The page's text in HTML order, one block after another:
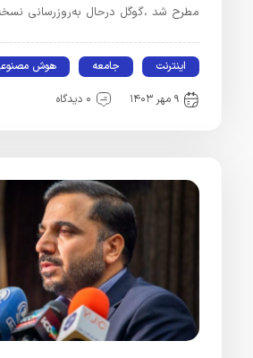
مطرح شد ،گوگل درحال به‌روزرسانی نسخه‌ی
اینترنت جامعه هوش مصنوعی